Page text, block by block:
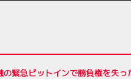
の緊急ピットインで勝負権を失